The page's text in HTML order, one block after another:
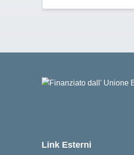
Link Esterni